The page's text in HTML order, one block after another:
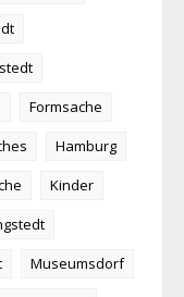
Formsache
Hamburg
Kinder
Museumsdorf